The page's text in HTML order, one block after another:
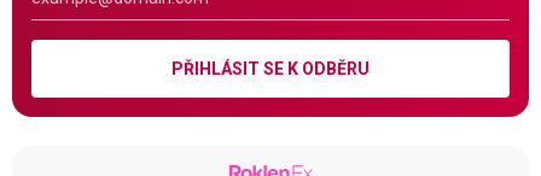
PŘIHLÁSIT SE K ODBĚRU